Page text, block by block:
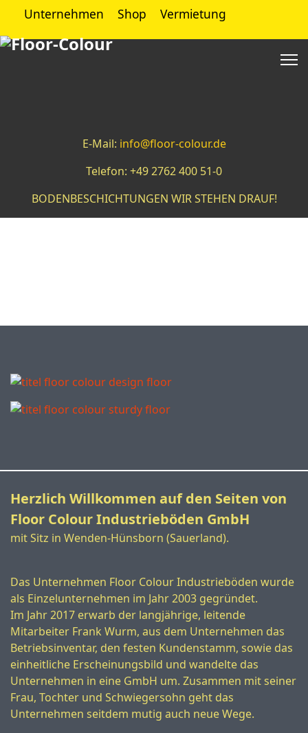
Unternehmen Shop Vermietung
E-Mail: info@floor-colour.de
Telefon: +49 2762 400 51-0
BODENBESCHICHTUNGEN WIR STEHEN DRAUF!
Herzlich Willkommen auf den Seiten von
Floor Colour Industrieböden GmbH
mit Sitz in Wenden-Hünsborn (Sauerland).
Das Unternehmen Floor Colour Industrieböden wurde
als Einzelunternehmen im Jahr 2003 gegründet.
Im Jahr 2017 erwarb der langjährige, leitende
Mitarbeiter Frank Wurm, aus dem Unternehmen das
Betriebsinventar, den festen Kundenstamm, sowie das
einheitliche Erscheinungsbild und wandelte das
Unternehmen in eine GmbH um. Zusammen mit seiner
Frau, Tochter und Schwiegersohn geht das
Unternehmen seitdem mutig auch neue Wege.